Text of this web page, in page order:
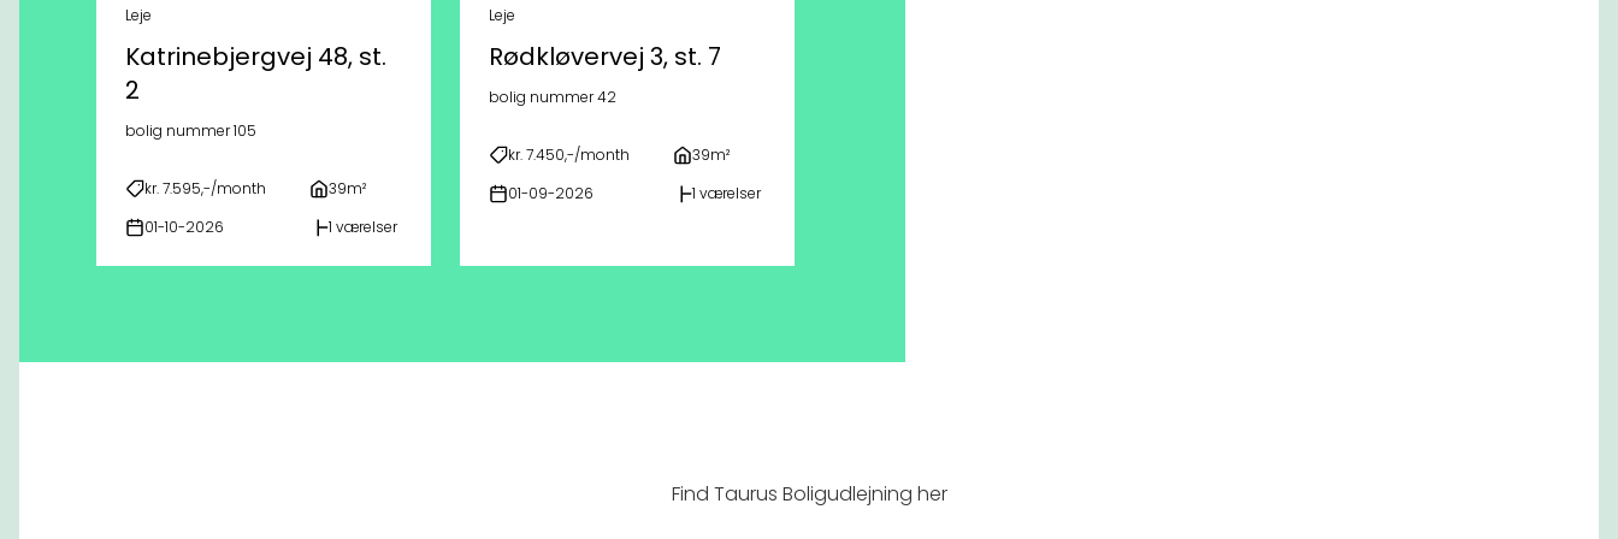
Leje
Katrinebjergvej 48, st.
2
bolig nummer 105
kr. 7.595,-/month 39m²
01-10-2026 1 værelser
Leje
Rødkløvervej 3, st. 7
bolig nummer 42
kr. 7.450,-/month 39m²
01-09-2026 1 værelser
Find Taurus Boligudlejning her